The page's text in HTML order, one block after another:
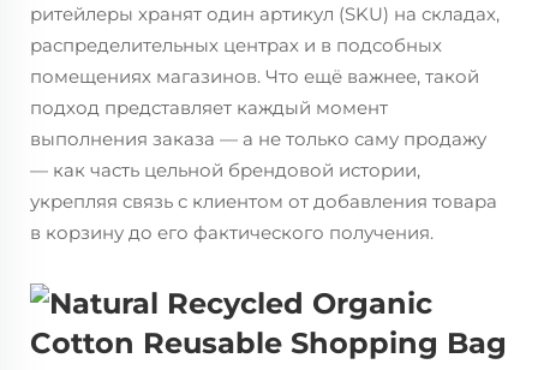
ритейлеры хранят один артикул (SKU) на складах,
распределительных центрах и в подсобных
помещениях магазинов. Что ещё важнее, такой
подход представляет каждый момент
выполнения заказа — а не только саму продажу
— как часть цельной брендовой истории,
укрепляя связь с клиентом от добавления товара
в корзину до его фактического получения.